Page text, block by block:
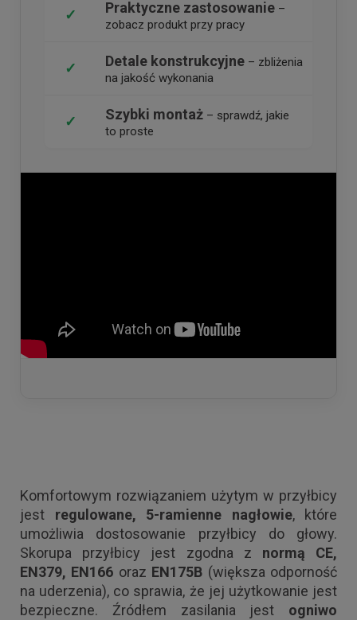
✓ Praktyczne zastosowanie –
zobacz produkt przy pracy
✓ Detale konstrukcyjne – zbliżenia
na jakość wykonania
✓ Szybki montaż – sprawdź, jakie
to proste
Komfortowym rozwiązaniem użytym w przyłbicy
jest regulowane, 5-ramienne nagłowie, które
umożliwia dostosowanie przyłbicy do głowy.
Skorupa przyłbicy jest zgodna z normą CE,
EN379, EN166 oraz EN175B (większa odporność
na uderzenia), co sprawia, że jej użytkowanie jest
bezpieczne. Źródłem zasilania jest ogniwo